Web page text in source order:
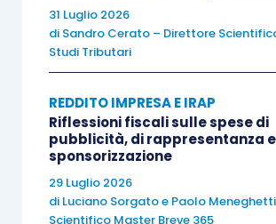
delle “oggettive situazioni”
dimostrata dal contribuente, che
situazioni specifiche
21358/2015).
Le richiamate situazioni, inoltre,
necessariamente avere carattere
essendo stata la locazione “
31 Luglio 2026
di Sandro Cerato – Direttore
Studi Tributari
REDDITO IMPRESA E IRAP
Riflessioni fiscali sulle spese di
pubblicità, di rappresentanza
sponsorizzazione
29 Luglio 2026
di Luciano Sorgatoe Paolo
Scientifico Master Breve 365